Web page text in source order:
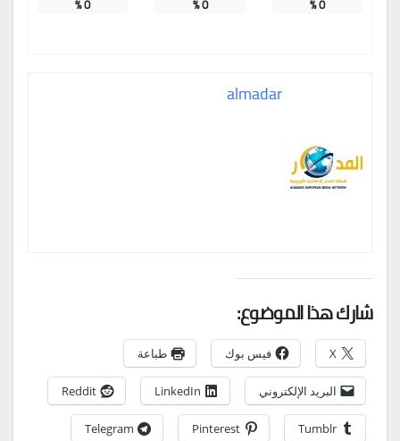
almadar
شارك هذا الموضوع:
X فيس بوك طباعة
البريد الإلكتروني LinkedIn
Reddit
Tumblr
Pinterest
Telegram